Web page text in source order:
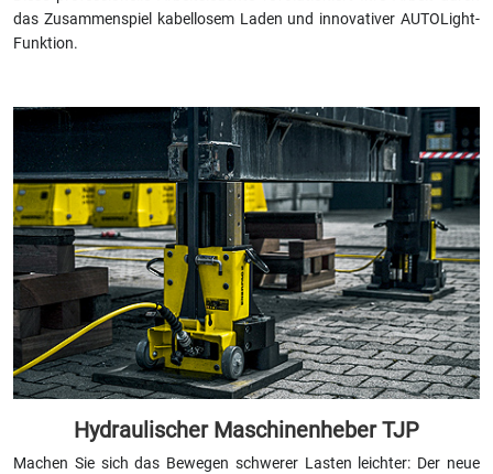
das Zusammenspiel kabellosem Laden und innovativer AUTOLight-
Funktion.
Hydraulischer Maschinenheber TJP
Machen Sie sich das Bewegen schwerer Lasten leichter: Der neue